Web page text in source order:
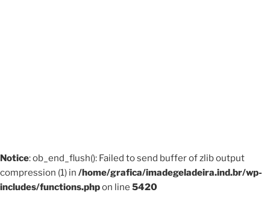
Notice: ob_end_flush(): Failed to send buffer of zlib output
compression (1) in /home/grafica/imadegeladeira.ind.br/wp-
includes/functions.phpon line 5420